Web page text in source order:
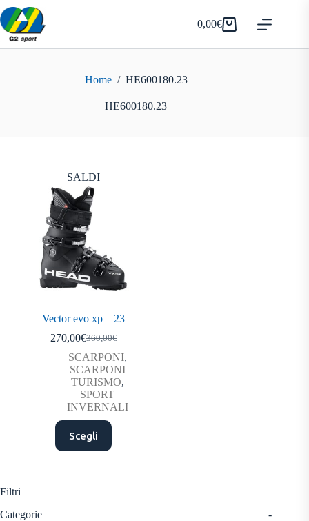
Salta
al
contenuto
Carrello
0,00€
Home / HE600180.23
HE600180.23
SALDI
Vector evo xp – 23
360,00€
Il
prezzo
originale
era:
360,00€.
270,00€Il
prezzo
attuale
è:
270,00€.
SCARPONI,
SCARPONI
TURISMO,
SPORT
INVERNALI
Scegli
Questo
prodotto
ha
Filtri
Categorie
-